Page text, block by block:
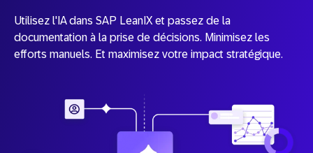
Utilisez l'IA dans SAP LeanIX et passez de la
documentation à la prise de décisions. Minimisez les
efforts manuels. Et maximisez votre impact stratégique.